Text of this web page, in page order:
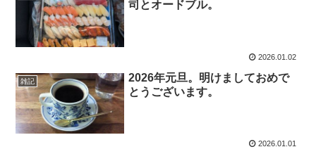
司とオードブル。
2026.01.02
雑記
2026年元旦。明けましておめで
とうございます。
2026.01.01